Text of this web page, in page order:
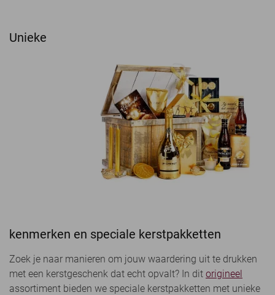
Unieke
kenmerken en speciale kerstpakketten
Zoek je naar manieren om jouw waardering uit te drukken
met een kerstgeschenk dat echt opvalt? In dit origineel
assortiment bieden we speciale kerstpakketten met unieke